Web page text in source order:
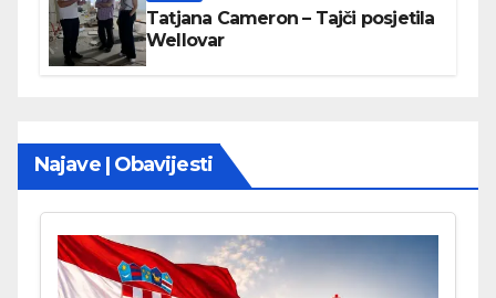
Tatjana Cameron – Tajči posjetila
Wellovar
Najave | Obavijesti